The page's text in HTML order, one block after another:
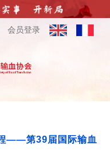
会员登录
——第39届国际输血